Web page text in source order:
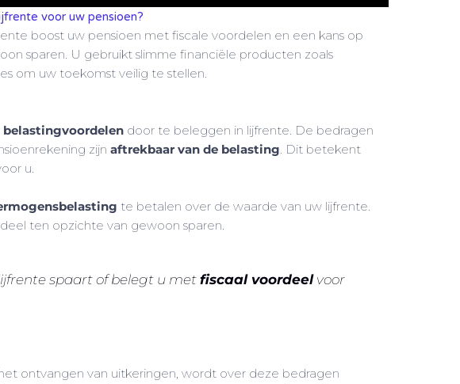
voor uw pensioen?
boost uw pensioen met fiscale voordelen en een kans op
sparen. U gebruikt slimme financiële producten zoals
om uw toekomst veilig te stellen.
belastingvoordelen door te beleggen in lijfrente. De bedragen
zijnaftrekbaar van de belasting . Dit betekent
u.
te betalen over de waarde van uw lijfrente.
ten opzichte van gewoon sparen.
spaart of belegt u metfiscaal voordeelvoor
ontvangen van uitkeringen, wordt over deze bedragen